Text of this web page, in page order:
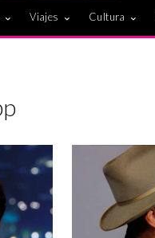
Viajes Cultura